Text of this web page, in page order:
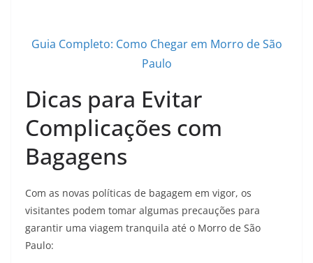
Guia Completo: Como Chegar em Morro de São
Paulo
Dicas para Evitar
Complicações com
Bagagens
Com as novas políticas de bagagem em vigor, os
visitantes podem tomar algumas precauções para
garantir uma viagem tranquila até o Morro de São
Paulo: